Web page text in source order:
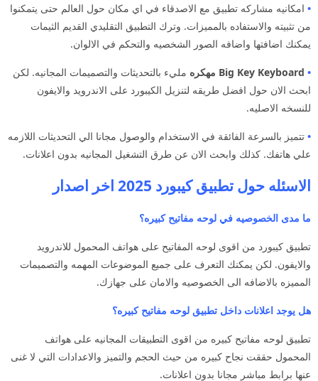
• امكانيه مشاركه تطبيق مع الاصدقاء في اي مكان حول العالم حتى يتمكنوا
من تثبيته والاستفاده بالمميزات. وترك التطبيق التقليدي القديم الثيمات
يمكنك اضافتها واضافه الصور الشخصيه والتحكم في الالوان.
• Big Key Keyboard مهكره
مليء بالتحديثات والتصميمات المجانيه. لكن
ابحث الان حول افضل طريقه لتنزيل الكيبورد على الاندرويد والايفون
للنسخه الاصليه.
• تتميز بالسرعة الفائقة في الاستخدام والوصول مجانا الي التحديثات اللازمه
علي هاتفك. كذلك وابحث الان عن طرق التشغيل المجانيه بدون اعلانات.
الاسئله حول تطبيق كيبورد 2025 اخر اصدار
ما مدى الخصوصيه في لوحه مفاتيح كبيره؟
تطبيق كيبورد من اقوى لوحه المفاتيح على هواتف المحمول للاندرويد
والايفون. لكن يمكنك التعرف على جميع الموضوعات المهمه والتصميمات
المميزه بالاضافه الى الخصوصيه والامان على جهازك.
هل يوجد اعلانات داخل تطبيق لوحه مفاتيح كبيره؟
تطبيق لوحه مفاتيح كبيره من اقوى التطبيقات المجانيه على هواتف
المحمول حققت نجاح كبيره من حيث الحجم والتميز والاعدادات التي لا غنى
عنها برابط مباشر مجانا بدون اعلانات.